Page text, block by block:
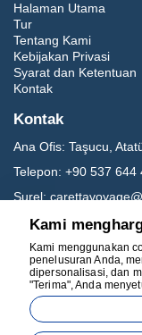
Halaman Utama
Tur
Tentang Kami
Kebijakan Privasi
Syarat dan Ketentuan
Kontak
Kontak
Ana Ofis: Taşucu,
Telepon: +90 537 644
Surel:
Media sosial
Kami
Kami menggunakan
penelusuran Anda,
dipersonalisasi, dan
"Terima", Anda